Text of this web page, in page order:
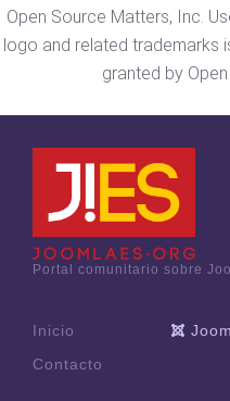
Open Source Matters, Inc.
logo and related trademarks
granted by
Portal comunitario sobre
Inicio
Contacto